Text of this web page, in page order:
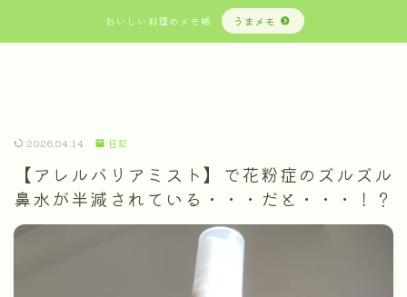
おいしい料理のメモ帳 うまメモ
2026.04.14 日記
【アレルバリアミスト】で花粉症のズルズル
鼻水が半減されている・・・だと・・・！？